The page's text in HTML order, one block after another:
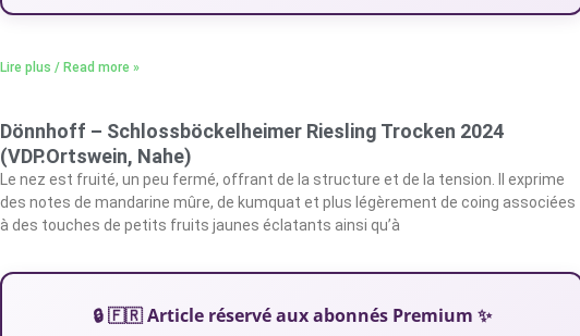
Lire plus / Read more »
Dönnhoff – Schlossböckelheimer Riesling Trocken 2024
(VDP.Ortswein, Nahe)
Le nez est fruité, un peu fermé, offrant de la structure et de la tension. Il exprime
des notes de mandarine mûre, de kumquat et plus légèrement de coing associées
à des touches de petits fruits jaunes éclatants ainsi qu’à
🔒 🇫🇷 Article réservé aux abonnés Premium ✨